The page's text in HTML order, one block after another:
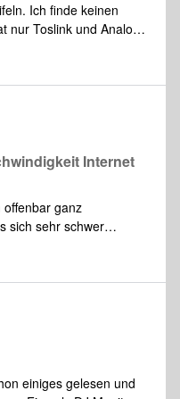
Ich finde keinen
nur Toslink und Analoge
HDMI geht an meinen
HDMI ARC als
Plan wie ich jetzt den
kann?z.B. TOSLINK zu
TOSLINK zu AirPlay
Internet
offenbar ganz
sich sehr schwer
TV 4K
Internetverbindung mit
Upload über Standard
meiner Problem
Inhalte
(WLAN-
Highspeed
und gibt
einiges gelesen und